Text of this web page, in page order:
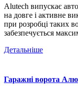
Alutech випускає
на довге і активне
при розробці таких
забезпечується
Детальніше
Гаражні ворота